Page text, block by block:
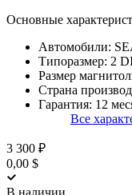
Основные
Автомобили:
Типоразмер: 2
Размер
Страна
Гарантия: 12
Все
3 300 ₽
0,00 $
В наличии